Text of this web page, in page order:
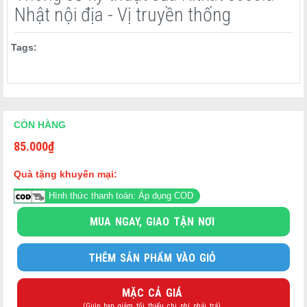
Bản. Phiên bản nội địa Nhật được yêu thích nhờ nguyên liệu chất
lượng cao, hương vị độc đáo và độ ngọt cân bằng phù hợp với nhiều
đối tượng.
Nhật nội địa - Vị truyền thống
Tags:
CÒN HÀNG
85.000₫
Quà tặng khuyến mại:
Hình thức thanh toán: Áp dụng COD
MUA NGAY, GIAO TẬN NƠI
THÊM SẢN PHẨM VÀO GIỎ
MẶC CẢ GIÁ